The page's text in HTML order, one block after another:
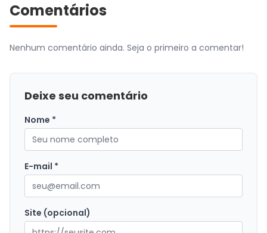
Comentários
Nenhum comentário ainda. Seja o primeiro a comentar!
Deixe seu comentário
Nome *
E-mail *
Site (opcional)